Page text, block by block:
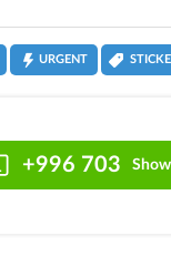
URGENT
+996 703